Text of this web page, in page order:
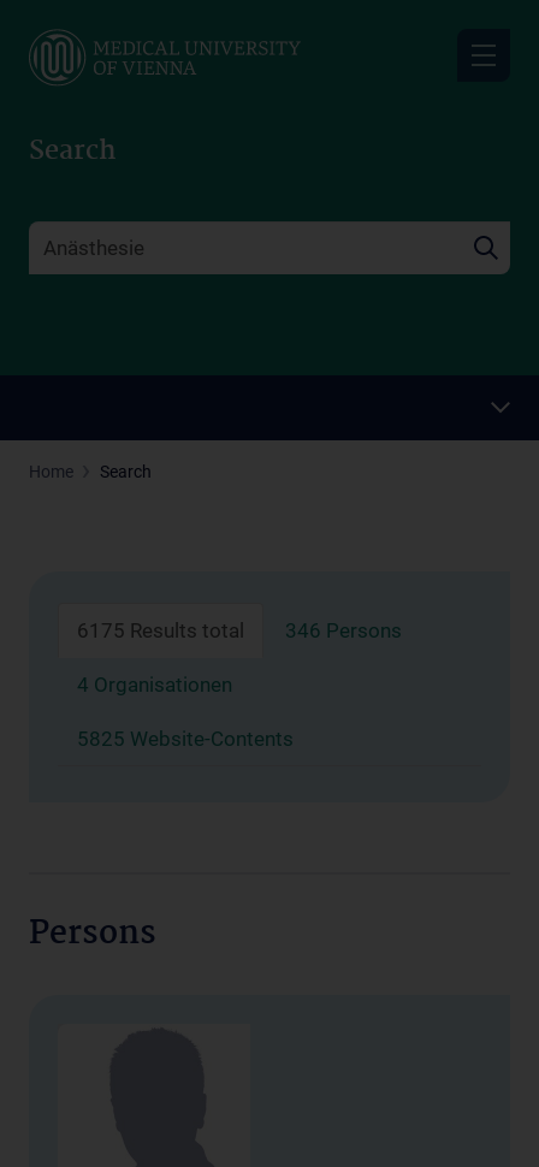
main
Search
Home Search
6175 Results total 346 Persons
4 Organisationen
5825 Website-Contents
Persons